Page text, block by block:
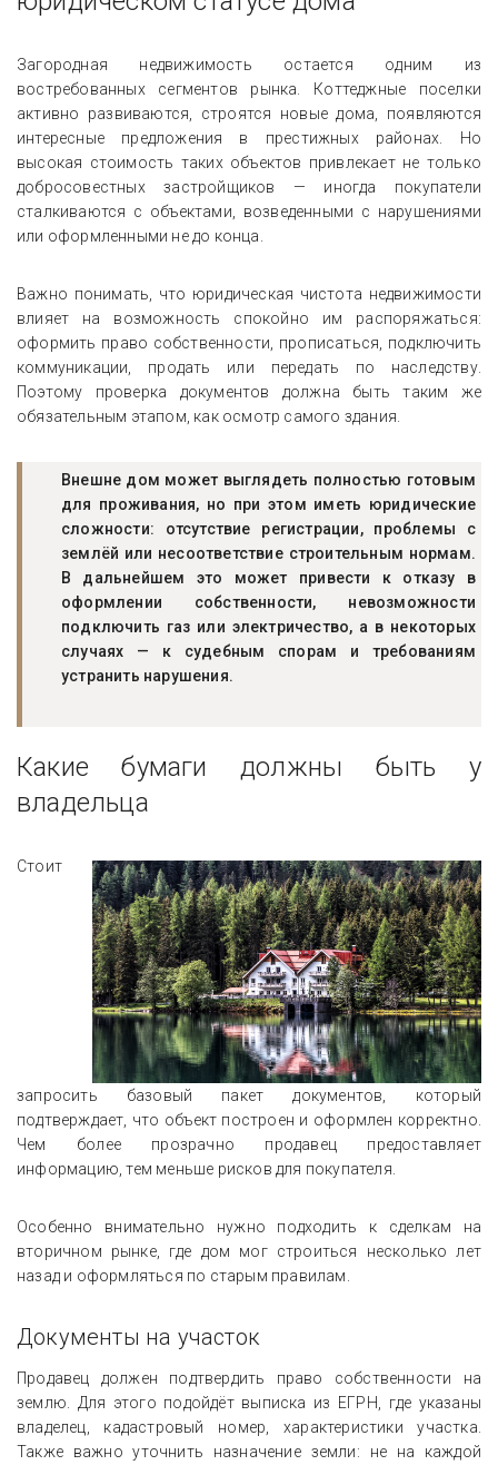
Загородная недвижимость остается одним из
востребованных сегментов рынка. Коттеджные поселки
активно развиваются, строятся новые дома, появляются
интересные предложения в престижных районах. Но
высокая стоимость таких объектов привлекает не только
добросовестных застройщиков — иногда покупатели
сталкиваются с объектами, возведенными с нарушениями
или оформленными не до конца.
Важно понимать, что юридическая чистота недвижимости
влияет на возможность спокойно им распоряжаться:
оформить право собственности, прописаться, подключить
коммуникации, продать или передать по наследству.
Поэтому проверка документов должна быть таким же
обязательным этапом, как осмотр самого здания.
Внешне дом может выглядеть полностью готовым
для проживания, но при этом иметь юридические
сложности: отсутствие регистрации, проблемы с
землёй или несоответствие строительным нормам.
В дальнейшем это может привести к отказу в
оформлении собственности, невозможности
подключить газ или электричество, а в некоторых
случаях — к судебным спорам и требованиям
устранить нарушения.
Какие бумаги должны быть у
владельца
Стоит
запросить базовый пакет документов, который
подтверждает, что объект построен и оформлен корректно.
Чем более прозрачно продавец предоставляет
информацию, тем меньше рисков для покупателя.
Особенно внимательно нужно подходить к сделкам на
вторичном рынке, где дом мог строиться несколько лет
назад и оформляться по старым правилам.
Документы на участок
Продавец должен подтвердить право собственности на
землю. Для этого подойдёт выписка из ЕГРН, где указаны
владелец, кадастровый номер, характеристики участка.
Также важно уточнить назначение земли: не на каждой